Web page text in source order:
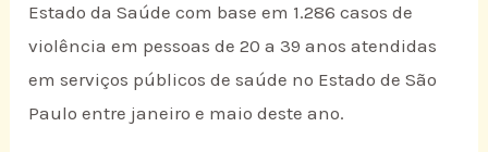
Estado da Saúde com base em 1.286 casos de
violência em pessoas de 20 a 39 anos atendidas
em serviços públicos de saúde no Estado de São
Paulo entre janeiro e maio deste ano.